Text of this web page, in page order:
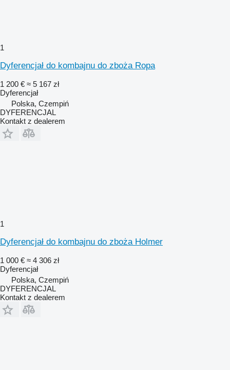
1
Dyferencjał do kombajnu do zboża Ropa
1 200 € ≈ 5 167 zł
Dyferencjał
Polska, Czempiń
DYFERENCJAL
Kontakt z dealerem
1
Dyferencjał do kombajnu do zboża Holmer
1 000 € ≈ 4 306 zł
Dyferencjał
Polska, Czempiń
DYFERENCJAL
Kontakt z dealerem